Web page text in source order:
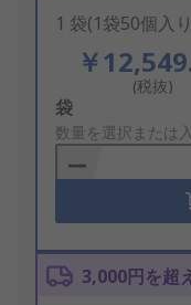
1 袋(1袋50個入
￥
(税抜)
Add
to
Basket
袋
数量を選択または
3,000円を超